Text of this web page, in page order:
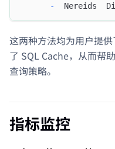
-
Nereids
这两种方法均为用户提
了 SQL Cache，从而帮
查询策略。
指标监控